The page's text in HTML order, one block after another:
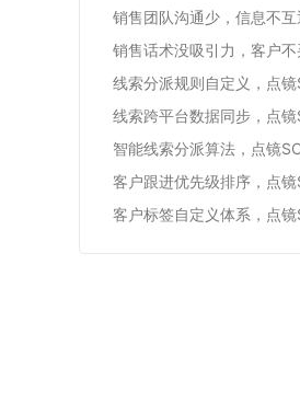
销售团队沟通少，信息不
销售话术没吸引力，客户
线索分派规则自定义，点
线索跨平台数据同步，点
智能线索分派算法，点镜
客户跟进优先级排序，点
客户标签自定义体系，点